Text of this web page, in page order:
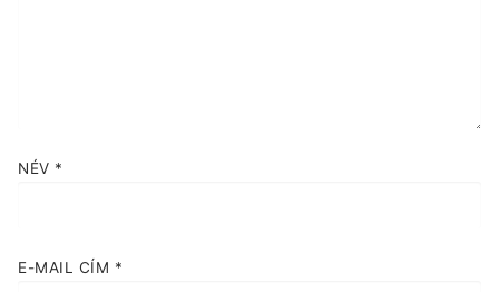
NÉV *
E-MAIL CÍM *